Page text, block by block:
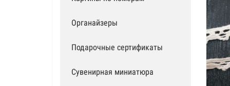
Органайзеры
Подарочные сертификаты
Сувенирная миниатюра